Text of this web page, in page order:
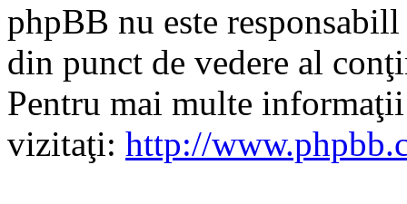
phpBB nu este
din punct de vedere al
Pentru mai multe
vizitaţi: http://